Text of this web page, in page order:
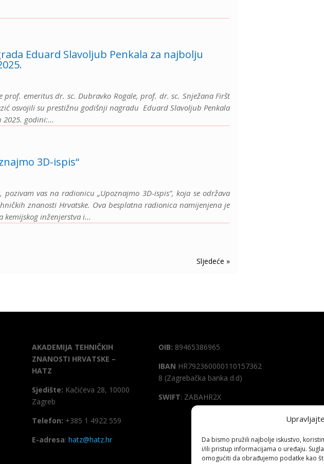
Da bismo pružili najbolje iskustvo,
i/ili pristup informacijama o uređaju.
omogućiti da obrađujemo podatke kao
Eduard Slavoljub Penkala za najbolju
prof. emeritus dr. sc. Dubravko Rogale, prof. dr. sc. Snježana Firšt
osvojili su prestižnu godišnji nagradu Eduard Slavoljub Penkala
godini:...
3D-ispis“
pozivam vas na radionicu „Upoznajmo 3D-ispis“, koja se održava
znanosti Hrvatske. Ova besplatna radionica namijenjena je
inženjerstva i...
Next Entries »
AKADEMIJA TEHNIČKIH
ZNANOSTI HRVATSKE –
HATZ
Sjedište: Kačićeva 28, 10000
Zagreb
Telefon: +385 1 4922 559
E-adresa: hatz@hatz.hr
OIB: 89465386965
IBAN HR792360000110157362
8 (Zagrebačka banka d.d)
SWIFT: ZABAHR2X